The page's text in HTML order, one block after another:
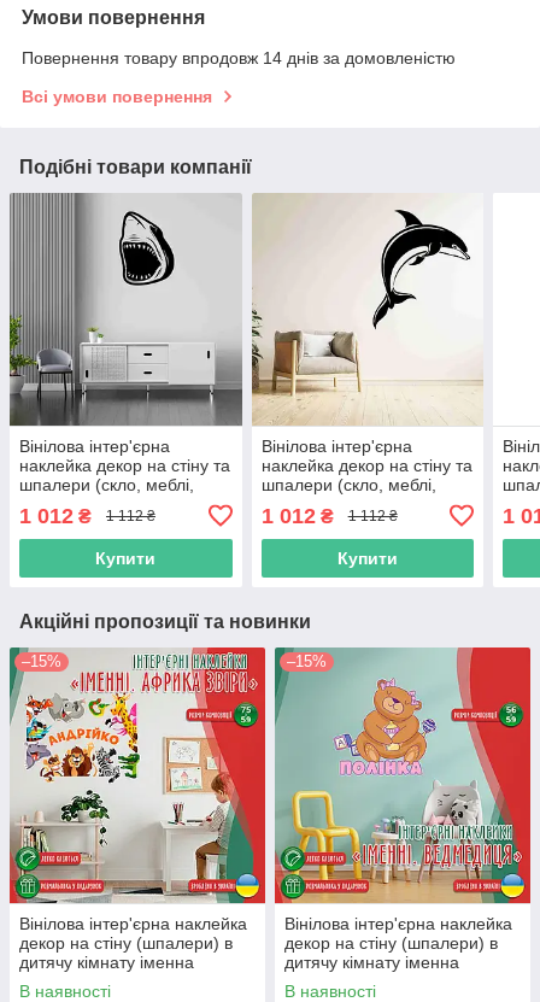
Умови повернення
Повернення товару впродовж 14 днів за домовленістю
Всі умови повернення
Подібні товари компанії
Вінілова інтер'єрна
наклейка декор на стіну та
шпалери (скло, меблі,
дзеркало, метал) "Голова
акули (можливий будь-
який колір з
1 012 ₴ 1 112 ₴
Купити
Вінілова інтер'єрна
наклейка декор на стіну та
шпалери (скло, меблі,
"Дельфін (можливий будь-
який колір плівки)"
1 012₴ 1 112 ₴
Купити
на
1
Акційні пропозиції та новинки
–15%
Вінілова інтер'єрна наклейка
декор на стіну (шпалери) в
дитячу кімнату іменна
"Африка" з Оракалу
В наявності
–15%
Вінілова інтер'єрна наклейка
декор на стіну (шпалери) в
дитячу кімнату іменна
"Ведмедиця" з Оракалу
В наявності